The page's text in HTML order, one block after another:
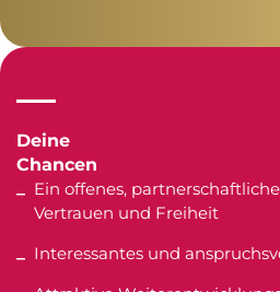
Deine
Chancen
Ein offenes,
Vertrauen und Freiheit
Interessantes und